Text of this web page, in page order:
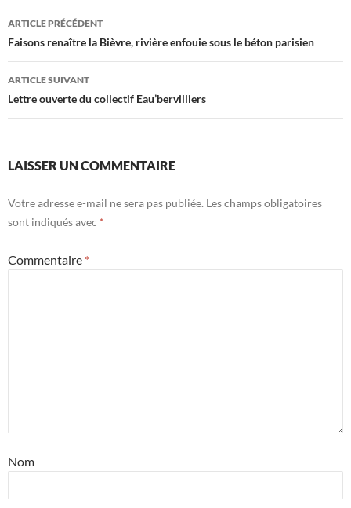
Navigation
des
articles
ARTICLE PRÉCÉDENT
Faisons renaître la Bièvre, rivière enfouie sous le béton parisien
ARTICLE SUIVANT
Lettre ouverte du collectif Eau’bervilliers
LAISSER UN COMMENTAIRE
Votre adresse e-mail ne sera pas publiée. Les champs obligatoires
sont indiqués avec *
Commentaire *
Nom